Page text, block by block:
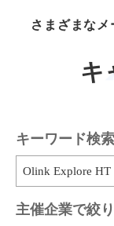
さまざまな
キ
キーワード検索
主催企業で絞